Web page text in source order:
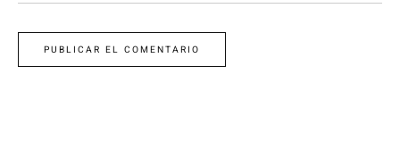
PUBLICAR EL COMENTARIO